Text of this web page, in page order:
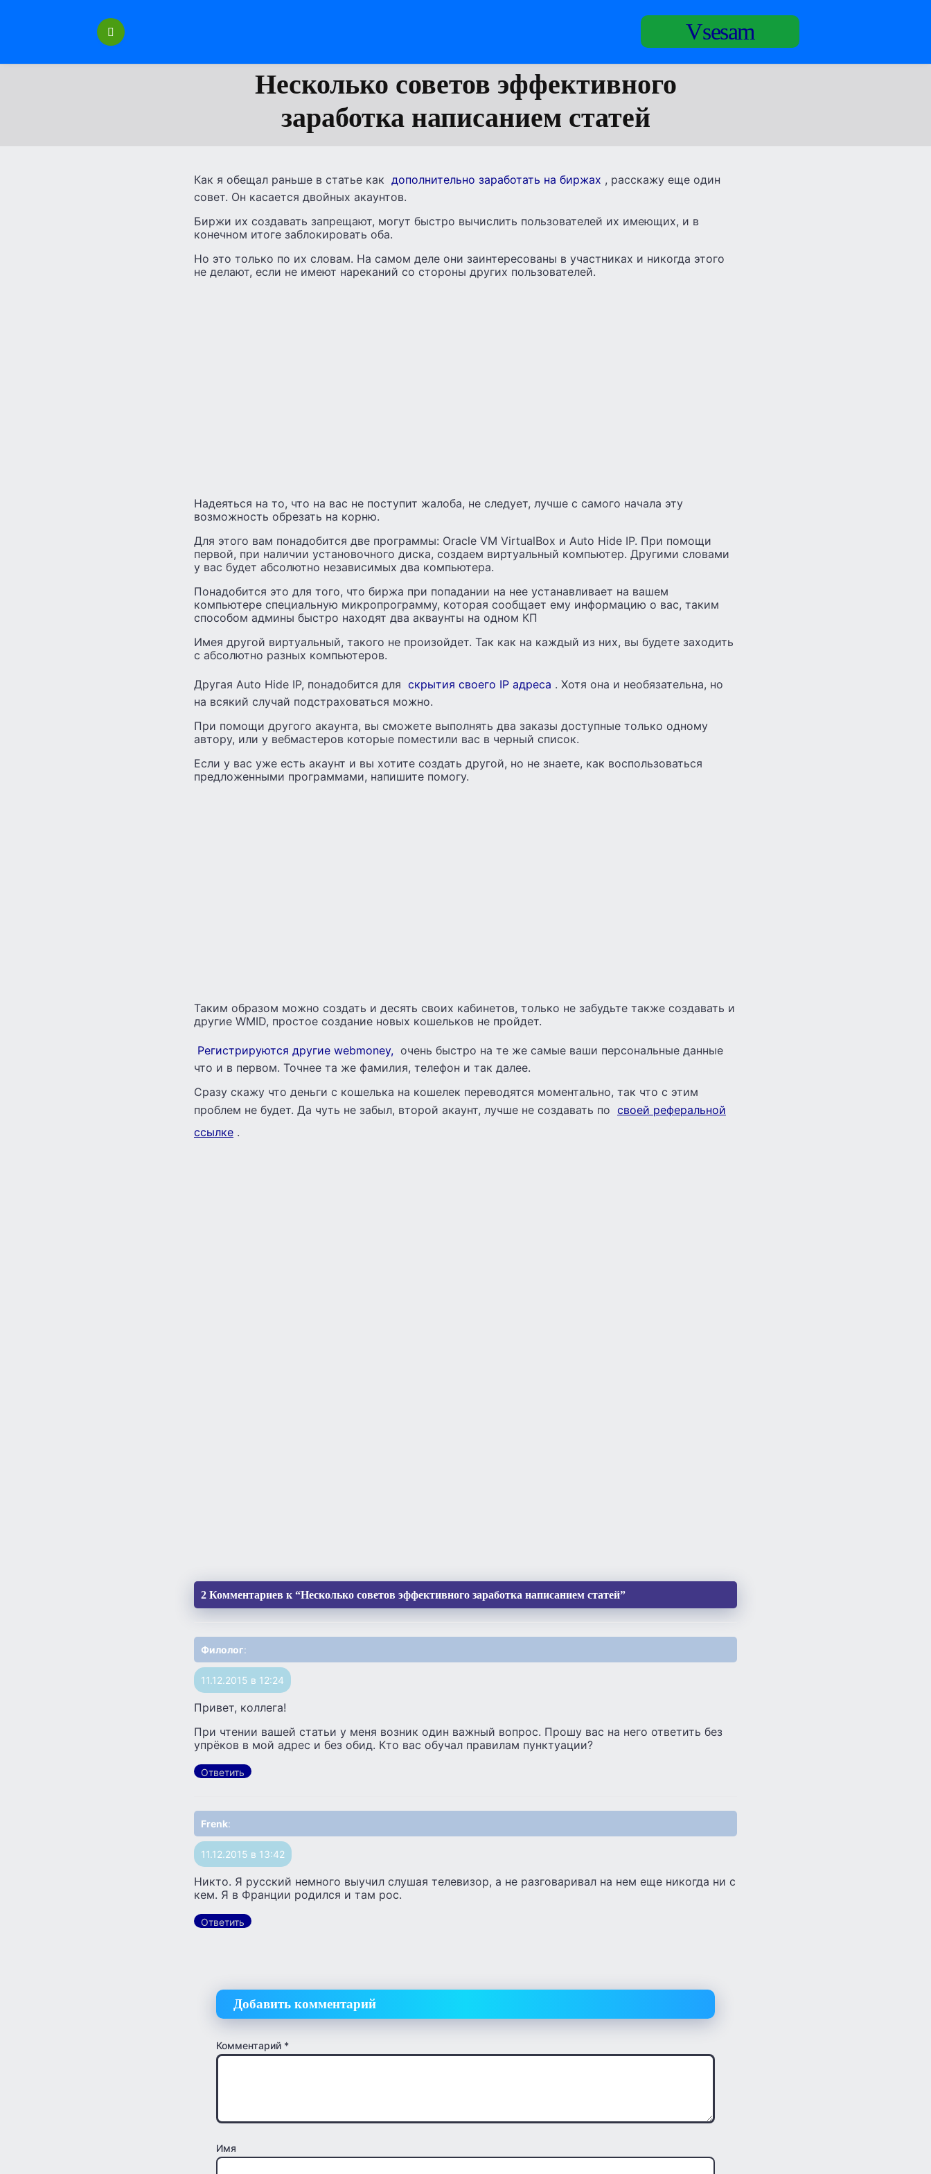
Vsesam
Несколько советов эффективного
заработка написанием статей
Как я обещал раньше в статье как дополнительно заработать на биржах , расскажу еще один
совет. Он касается двойных акаунтов.
Биржи их создавать запрещают, могут быстро вычислить пользователей их имеющих, и в
конечном итоге заблокировать оба.
Но это только по их словам. На самом деле они заинтересованы в участниках и никогда этого
не делают, если не имеют нареканий со стороны других пользователей.
Надеяться на то, что на вас не поступит жалоба, не следует, лучше с самого начала эту
возможность обрезать на корню.
Для этого вам понадобится две программы: Oracle VM VirtualBox и Auto Hide IP. При помощи
первой, при наличии установочного диска, создаем виртуальный компьютер. Другими словами
у вас будет абсолютно независимых два компьютера.
Понадобится это для того, что биржа при попадании на нее устанавливает на вашем
компьютере специальную микропрограмму, которая сообщает ему информацию о вас, таким
способом админы быстро находят два акваунты на одном КП
Имея другой виртуальный, такого не произойдет. Так как на каждый из них, вы будете заходить
с абсолютно разных компьютеров.
Другая Auto Hide IP, понадобится для скрытия своего IP адреса . Хотя она и необязательна, но
на всякий случай подстраховаться можно.
При помощи другого акаунта, вы сможете выполнять два заказы доступные только одному
автору, или у вебмастеров которые поместили вас в черный список.
Если у вас уже есть акаунт и вы хотите создать другой, но не знаете, как воспользоваться
предложенными программами, напишите помогу.
Таким образом можно создать и десять своих кабинетов, только не забудьте также создавать и
другие WMID, простое создание новых кошельков не пройдет.
Регистрируются другие webmoney, очень быстро на те же самые ваши персональные данные
что и в первом. Точнее та же фамилия, телефон и так далее.
Сразу скажу что деньги с кошелька на кошелек переводятся моментально, так что с этим
проблем не будет. Да чуть не забыл, второй акаунт, лучше не создавать по своей реферальной
ссылке .
2 Комментариев к “Несколько советов эффективного заработка написанием статей”
Филолог:
11.12.2015 в 12:24
Привет, коллега!
При чтении вашей статьи у меня возник один важный вопрос. Прошу вас на него ответить без
упрёков в мой адрес и без обид. Кто вас обучал правилам пунктуации?
Ответить
Frenk:
11.12.2015 в 13:42
Никто. Я русский немного выучил слушая телевизор, а не разговаривал на нем еще никогда ни с
кем. Я в Франции родился и там рос.
Ответить
Добавить комментарий
Комментарий *
Имя